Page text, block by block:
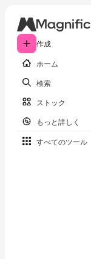
作成
ホーム
検索
ストック
もっと詳しく
すべてのツール